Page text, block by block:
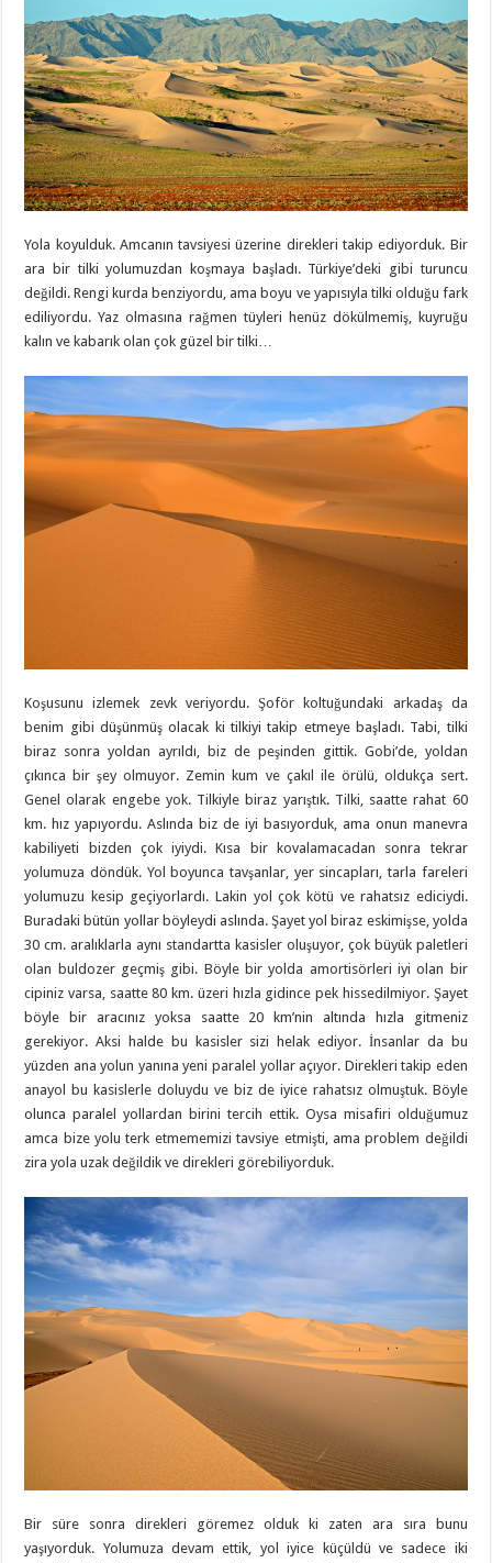
Yola koyulduk. Amcanın tavsiyesi üzerine direkleri takip ediyorduk. Bir
ara bir tilki yolumuzdan koşmaya başladı. Türkiye’deki gibi turuncu
değildi. Rengi kurda benziyordu, ama boyu ve yapısıyla tilki olduğu fark
ediliyordu. Yaz olmasına rağmen tüyleri henüz dökülmemiş, kuyruğu
kalın ve kabarık olan çok güzel bir tilki…
Koşusunu izlemek zevk veriyordu. Şoför koltuğundaki arkadaş da
benim gibi düşünmüş olacak ki tilkiyi takip etmeye başladı. Tabi, tilki
biraz sonra yoldan ayrıldı, biz de peşinden gittik. Gobi’de, yoldan
çıkınca bir şey olmuyor. Zemin kum ve çakıl ile örülü, oldukça sert.
Genel olarak engebe yok. Tilkiyle biraz yarıştık. Tilki, saatte rahat 60
km. hız yapıyordu. Aslında biz de iyi basıyorduk, ama onun manevra
kabiliyeti bizden çok iyiydi. Kısa bir kovalamacadan sonra tekrar
yolumuza döndük. Yol boyunca tavşanlar, yer sincapları, tarla fareleri
yolumuzu kesip geçiyorlardı. Lakin yol çok kötü ve rahatsız ediciydi.
Buradaki bütün yollar böyleydi aslında. Şayet yol biraz eskimişse, yolda
30 cm. aralıklarla aynı standartta kasisler oluşuyor, çok büyük paletleri
olan buldozer geçmiş gibi. Böyle bir yolda amortisörleri iyi olan bir
cipiniz varsa, saatte 80 km. üzeri hızla gidince pek hissedilmiyor. Şayet
böyle bir aracınız yoksa saatte 20 km’nin altında hızla gitmeniz
gerekiyor. Aksi halde bu kasisler sizi helak ediyor. İnsanlar da bu
yüzden ana yolun yanına yeni paralel yollar açıyor. Direkleri takip eden
anayol bu kasislerle doluydu ve biz de iyice rahatsız olmuştuk. Böyle
olunca paralel yollardan birini tercih ettik. Oysa misafiri olduğumuz
amca bize yolu terk etmememizi tavsiye etmişti, ama problem değildi
zira yola uzak değildik ve direkleri görebiliyorduk.
Bir süre sonra direkleri göremez olduk ki zaten ara sıra bunu
yaşıyorduk. Yolumuza devam ettik, yol iyice küçüldü ve sadece iki